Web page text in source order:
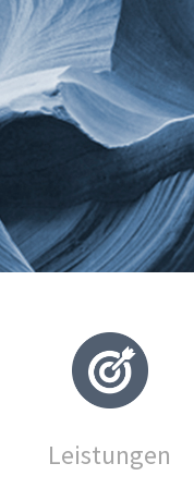
Leistungen